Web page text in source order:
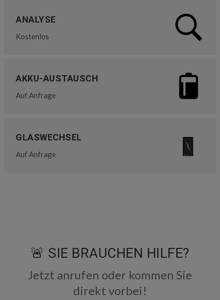
ANALYSE
Kostenlos
AKKU-AUSTAUSCH
Auf Anfrage
GLASWECHSEL
Auf Anfrage
🚨 SIE BRAUCHEN HILFE?
Jetzt anrufen oder kommen Sie
direkt vorbei!